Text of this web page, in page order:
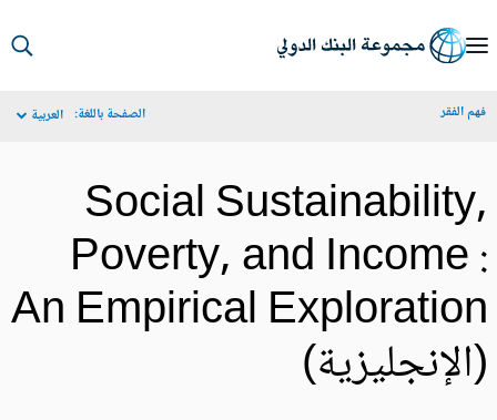
الفقر الصفحة باللغة: العربية
Social
Poverty, and
An Empirical